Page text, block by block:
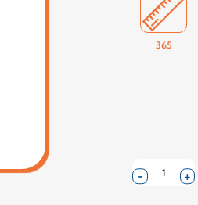
365
+
-